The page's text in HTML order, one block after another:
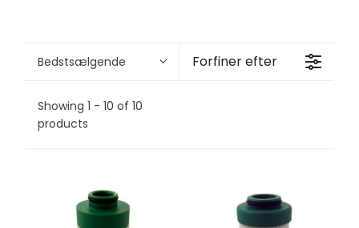
Bedstsælgende Forfiner efter
Showing 1 - 10 of 10
products